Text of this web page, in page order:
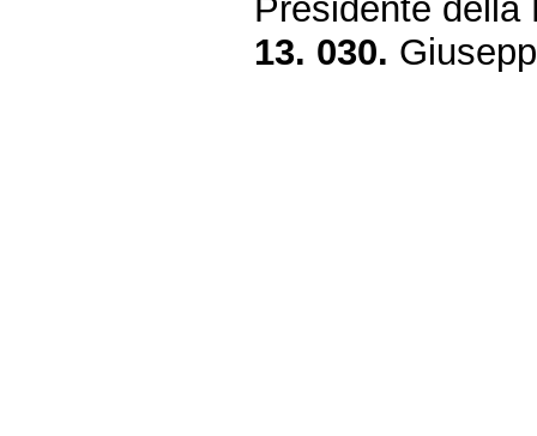
Presidente della
13. 030.